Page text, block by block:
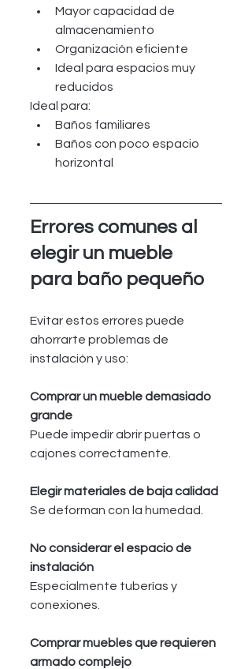
Mayor capacidad de
almacenamiento
Organización eficiente
Ideal para espacios muy
reducidos
Ideal para:
Baños familiares
Baños con poco espacio
horizontal
Errores comunes al
elegir un mueble
para baño pequeño
Evitar estos errores puede
ahorrarte problemas de
instalación y uso:
Comprar un mueble demasiado
grande
Puede impedir abrir puertas o
cajones correctamente.
Elegir materiales de baja calidad
Se deforman con la humedad.
No considerar el espacio de
instalación
Especialmente tuberías y
conexiones.
Comprar muebles que requieren
armado complejo